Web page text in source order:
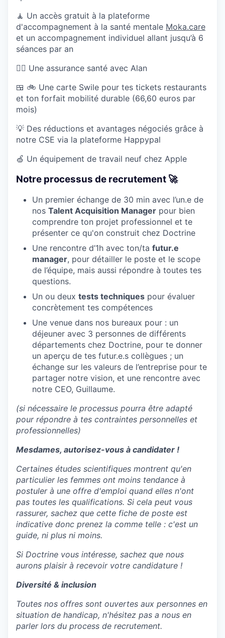
🧘 Un accès gratuit à la plateforme
d'accompagnement à la santé mentale Moka.care
et un accompagnement individuel allant jusqu’à 6
séances par an
👩‍⚕️ Une assurance santé avec Alan
🍱 🚲 Une carte Swile pour tes tickets restaurants
et ton forfait mobilité durable (66,60 euros par
mois)
💡 Des réductions et avantages négociés grâce à
notre CSE via la plateforme Happypal
🍏 Un équipement de travail neuf chez Apple
Notre processus de recrutement 🚀
Un premier échange de 30 min avec l’un.e de
nos Talent Acquisition Manager pour bien
comprendre ton projet professionnel et te
présenter ce qu'on construit chez Doctrine
Une rencontre d’1h avec ton/ta futur.e
manager, pour détailler le poste et le scope
de l’équipe, mais aussi répondre à toutes tes
questions.
Un ou deux tests techniques pour évaluer
concrètement tes compétences
Une venue dans nos bureaux pour : un
déjeuner avec 3 personnes de différents
départements chez Doctrine, pour te donner
un aperçu de tes futur.e.s collègues ; un
échange sur les valeurs de l’entreprise pour te
partager notre vision, et une rencontre avec
notre CEO, Guillaume.
(si nécessaire le processus pourra être adapté
pour répondre à tes contraintes personnelles et
professionnelles)
Mesdames, autorisez-vous à candidater !
Certaines études scientifiques montrent qu'en
particulier les femmes ont moins tendance à
postuler à une offre d'emploi quand elles n'ont
pas toutes les qualifications. Si cela peut vous
rassurer, sachez que cette fiche de poste est
indicative donc prenez la comme telle : c'est un
guide, ni plus ni moins.
Si Doctrine vous intéresse, sachez que nous
aurons plaisir à recevoir votre candidature !
Diversité & inclusion
Toutes nos offres sont ouvertes aux personnes en
situation de handicap, n'hésitez pas a nous en
parler lors du process de recrutement.